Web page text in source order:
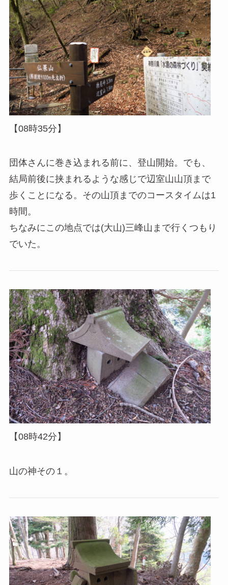
【08時35分】
団体さんに巻き込まれる前に、登山開始。でも、
結局前後に挟まれるような感じで辺室山山頂まで
歩くことになる。その山頂までのコースタイムは1
時間。
ちなみにこの地点では(大山)三峰山まで行くつもり
でいた。
【08時42分】
山の神その１。